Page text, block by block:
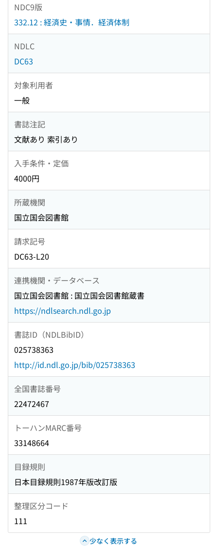
NDC9版
332.12 : 経済史・事情．経済体制
NDLC
DC63
対象利用者
一般
書誌注記
文献あり 索引あり
入手条件・定価
4000円
所蔵機関
国立国会図書館
請求記号
DC63-L20
連携機関・データベース
国立国会図書館 : 国立国会図書館蔵書
https://ndlsearch.ndl.go.jp
書誌ID（NDLBibID）
025738363
http://id.ndl.go.jp/bib/025738363
全国書誌番号
22472467
トーハンMARC番号
33148664
目録規則
日本目録規則1987年版改訂版
整理区分コード
111
少なく表示する